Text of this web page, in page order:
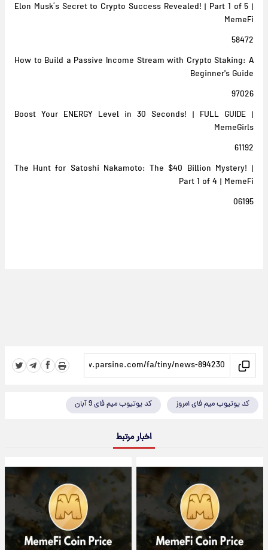
Elon Musk’s Secret to Crypto Success Revealed! | Part 1 of 5 |
MemeFi
58472
How to Build a Passive Income Stream with Crypto Staking: A
Beginner's Guide
97026
Boost Your ENERGY Level in 30 Seconds! | FULL GUIDE |
MemeGirls
61192
The Hunt for Satoshi Nakamoto: The $40 Billion Mystery! |
Part 1 of 4 | MemeFi
06195
کد یوتیوب میم فای امروز کد یوتیوب میم فای 9 آبان
اخبار مرتبط